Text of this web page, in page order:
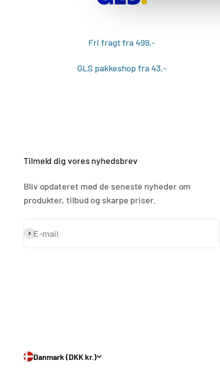
Fri fragt fra 499,-
GLS pakkeshop fra 43,-
Tilmeld dig vores nyhedsbrev
Bliv opdateret med de seneste nyheder om
produkter, tilbud og skarpe priser.
E-mail
Abonnér
Danmark (DKK kr.)